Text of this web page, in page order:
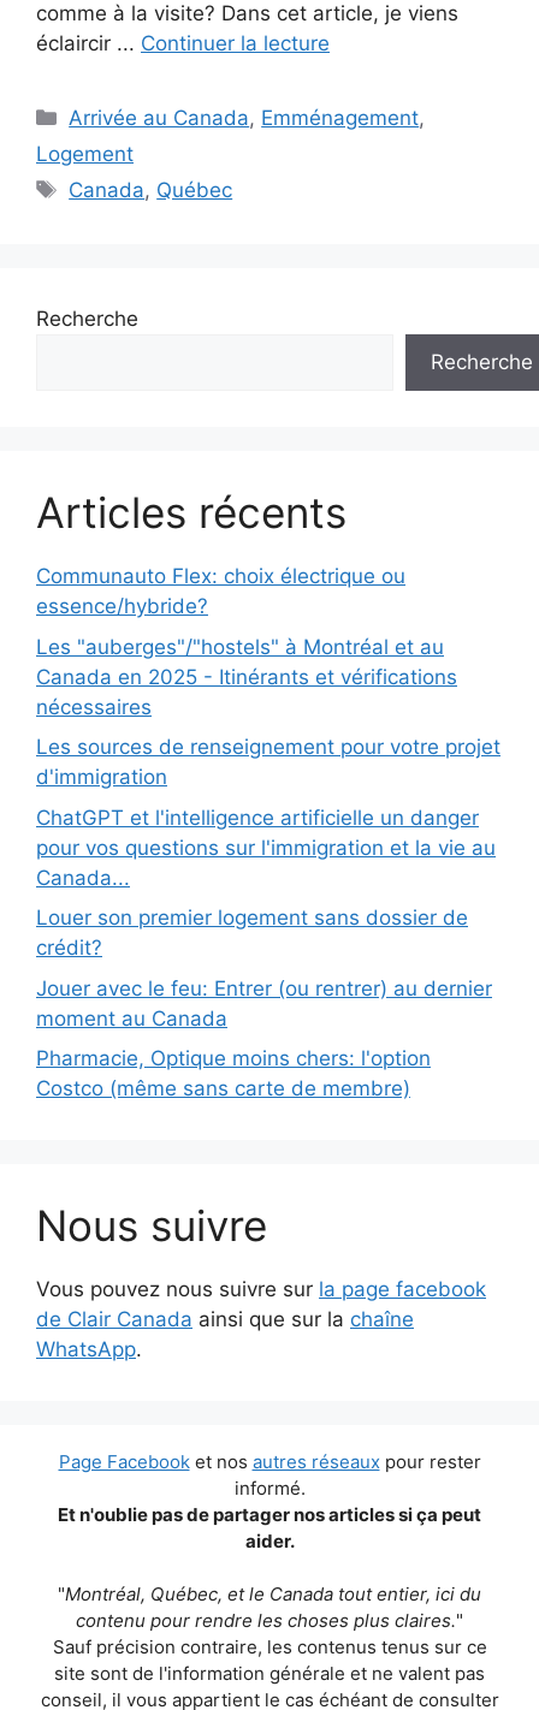
comme à la visite? Dans cet article, je viens
éclaircir ... Continuer la lecture
Catégories
Arrivée au Canada, Emménagement,
Logement
Étiquettes
Canada, Québec
Recherche
Recherche
Articles récents
Communauto Flex: choix électrique ou
essence/hybride?
Les "auberges"/"hostels" à Montréal et au
Canada en 2025 - Itinérants et vérifications
nécessaires
Les sources de renseignement pour votre projet
d'immigration
ChatGPT et l'intelligence artificielle un danger
pour vos questions sur l'immigration et la vie au
Canada...
Louer son premier logement sans dossier de
crédit?
Jouer avec le feu: Entrer (ou rentrer) au dernier
moment au Canada
Pharmacie, Optique moins chers: l'option
Costco (même sans carte de membre)
Nous suivre
Vous pouvez nous suivre sur la page facebook
de Clair Canada ainsi que sur la chaîne
WhatsApp.
Page Facebooket nos autres réseauxpour rester
informé.
Et n'oublie pas de partager nos articles si ça peut
aider.
"Montréal, Québec, et le Canada tout entier, ici du
contenu pour rendre les choses plus claires."
Sauf précision contraire, les contenus tenus sur ce
site sont de l'information générale et ne valent pas
conseil, il vous appartient le cas échéant de consulter